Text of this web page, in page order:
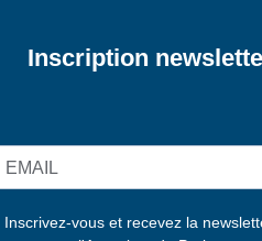
Inscription
Inscrivez-vous et recevez la